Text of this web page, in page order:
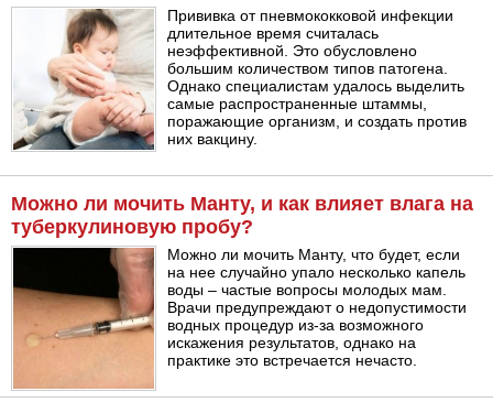
Прививка от пневмококковой инфекции
длительное время считалась
неэффективной. Это обусловлено
большим количеством типов патогена.
Однако специалистам удалось выделить
самые распространенные штаммы,
поражающие организм, и создать против
них вакцину.
Можно ли мочить Манту, и как влияет влага на
туберкулиновую пробу?
Можно ли мочить Манту, что будет, если
на нее случайно упало несколько капель
воды – частые вопросы молодых мам.
Врачи предупреждают о недопустимости
водных процедур из-за возможного
искажения результатов, однако на
практике это встречается нечасто.